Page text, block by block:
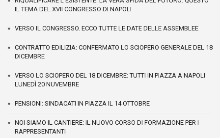
IL TEMA DEL XVII CONGRESSO DI NAPOLI
VERSO IL CONGRESSO. ECCO TUTTE LE DATE DELLE ASSEMBLEE
CONTRATTO EDILIZIA: CONFERMATO LO SCIOPERO GENERALE DEL 18
DICEMBRE
VERSO LO SCIOPERO DEL 18 DICEMBRE: TUTTI IN PIAZZA A NAPOLI
LUNEDÌ 20 NUVEMBRE
PENSIONI: SINDACATI IN PIAZZA IL 14 OTTOBRE
NOI SIAMO IL CANTIERE: IL NUOVO CORSO DI FORMAZIONE PER I
RAPPRESENTANTI